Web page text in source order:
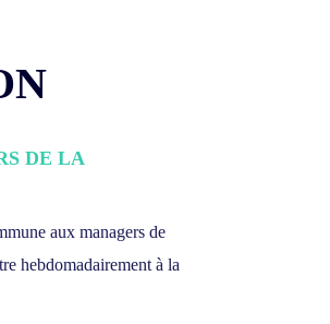
DE LA
aux managers de
hebdomadairement à la